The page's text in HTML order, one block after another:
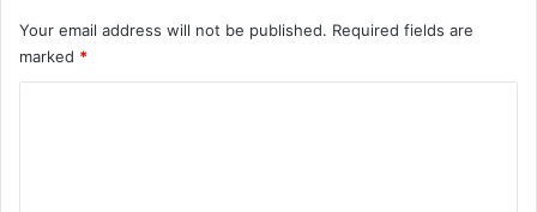
Your email address will not be published. Required fields are
marked *